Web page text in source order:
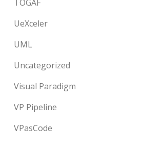
TOGAF
UeXceler
UML
Uncategorized
Visual Paradigm
VP Pipeline
VPasCode